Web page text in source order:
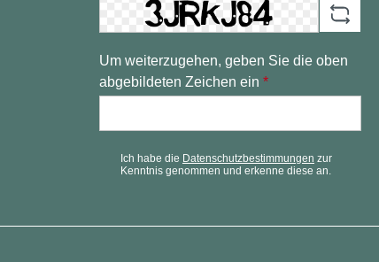
Um weiterzugehen, geben Sie die oben
abgebildeten Zeichen ein *
Ich habe die Datenschutzbestimmungen zur
Kenntnis genommen und erkenne diese an.